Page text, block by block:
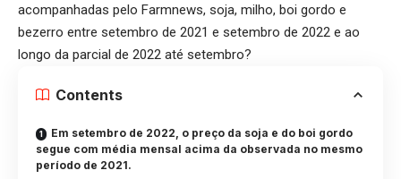
acompanhadas pelo Farmnews, soja, milho, boi gordo e
bezerro entre setembro de 2021 e setembro de 2022 e ao
longo da parcial de 2022 até setembro?
Contents
Em setembro de 2022, o preço da soja e do boi gordo
segue com média mensal acima da observada no mesmo
período de 2021.